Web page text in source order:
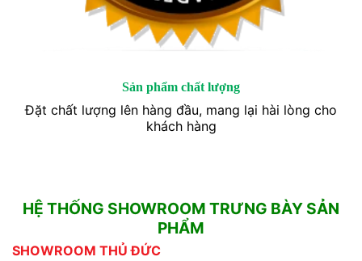
Sản phẩm chất lượng
Đặt chất lượng lên hàng đầu, mang lại hài lòng cho
khách hàng
HỆ THỐNG SHOWROOM TRƯNG BÀY SẢN
PHẨM
SHOWROOM THỦ ĐỨC